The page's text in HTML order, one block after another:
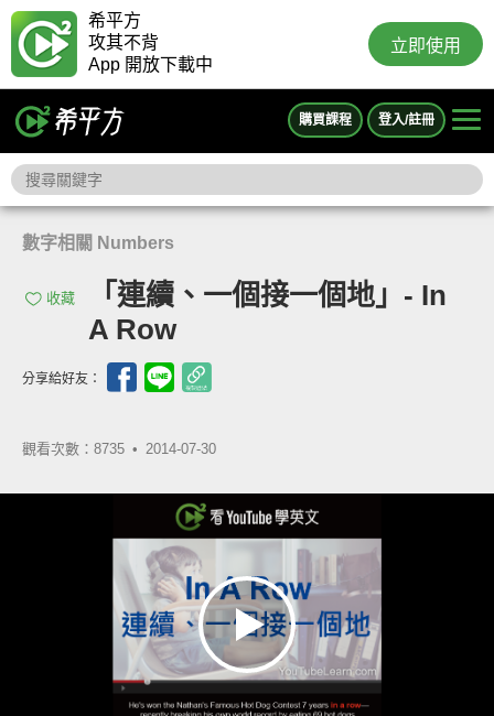
希平方
攻其不背
App 開放下載中
立即使用
購買課程 登入/註冊
數字相關 Numbers
收藏
「連續、一個接一個地」- In
A Row
分享給好友：
觀看次數：8735 • 2014-07-30